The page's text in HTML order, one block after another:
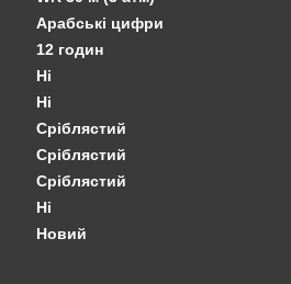
Арабські цифри
12 годин
Ні
Ні
Сріблястий
Сріблястий
Сріблястий
Ні
Новий